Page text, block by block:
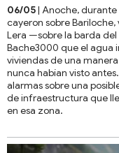
06/05| Anoche, durante
cayeron sobre
Lera —sobre la barda
Bache3000 que el agua
viviendas de una
nunca habían visto
alarmas sobre una
de infraestructura que
en esa zona.